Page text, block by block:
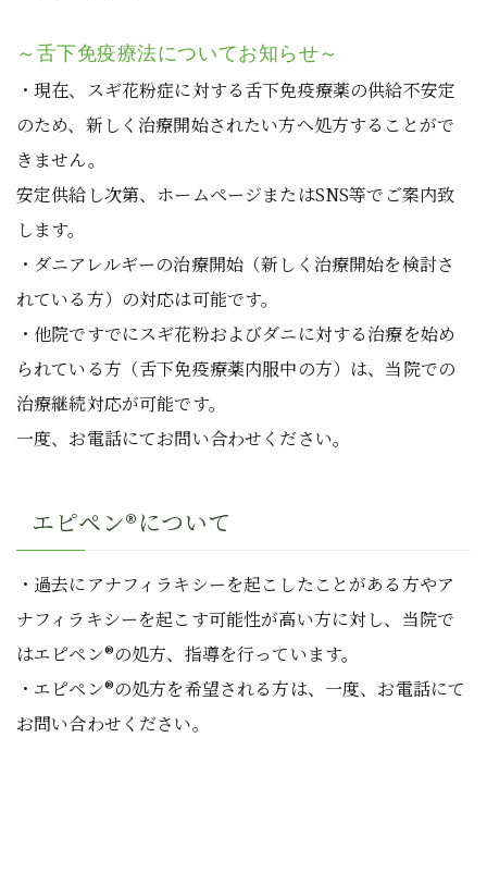
～舌下免疫療法についてお知らせ～
・現在、スギ花粉症に対する舌下免疫療薬の供給不安定
のため、新しく治療開始されたい方へ処方することがで
きません。
安定供給し次第、ホームページまたはSNS等でご案内致
します。
・ダニアレルギーの治療開始（新しく治療開始を検討さ
れている方）の対応は可能です。
・他院ですでにスギ花粉およびダニに対する治療を始め
られている方（舌下免疫療薬内服中の方）は、当院での
治療継続対応が可能です。
一度、お電話にてお問い合わせください。
エピペン®について
・過去にアナフィラキシーを起こしたことがある方やア
ナフィラキシーを起こす可能性が高い方に対し、当院で
はエピペン®の処方、指導を行っています。
・エピペン®の処方を希望される方は、一度、お電話にて
お問い合わせください。